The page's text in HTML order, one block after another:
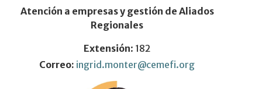
Atención a empresas y gestión de Aliados
Regionales
Extensión: 182
Correo: ingrid.monter@cemefi.org